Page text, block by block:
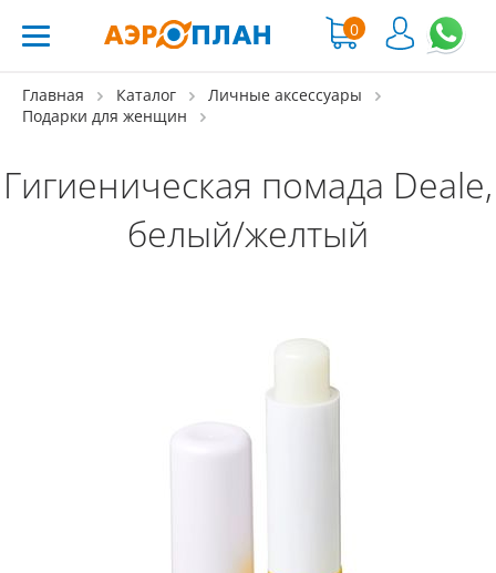
0
Главная Каталог
Личные аксессуары
Подарки для женщин
Гигиеническая помада Deale,
белый/желтый